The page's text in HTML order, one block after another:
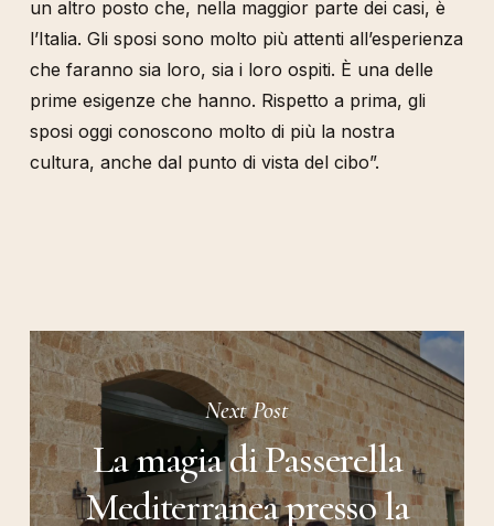
un altro posto che, nella maggior parte dei casi, è
l’Italia. Gli sposi sono molto più attenti all’esperienza
che faranno sia loro, sia i loro ospiti. È una delle
prime esigenze che hanno. Rispetto a prima, gli
sposi oggi conoscono molto di più la nostra
cultura, anche dal punto di vista del cibo”.
Next Post
La magia di Passerella
Mediterranea presso la